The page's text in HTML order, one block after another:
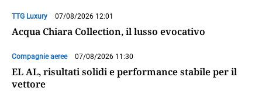
TTG Luxury 07/08/2026 12:01
Acqua Chiara Collection, il lusso evocativo
Compagnie aeree 07/08/2026 11:30
EL AL, risultati solidi e performance stabile per il
vettore